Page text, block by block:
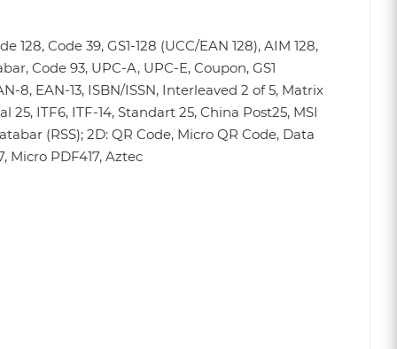
128, Code 39, GS1-128 (UCC/EAN 128), AIM 128,
Code 93, UPC-A, UPC-E, Coupon, GS1
8, EAN-13, ISBN/ISSN, Interleaved 2 of 5, Matrix
25, ITF6, ITF-14, Standart 25, China Post25, MSI
(RSS); 2D: QR Code, Micro QR Code, Data
Micro PDF417, Aztec